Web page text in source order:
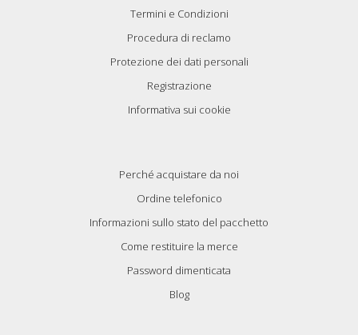
Termini e Condizioni
Procedura di reclamo
Protezione dei dati personali
Registrazione
Informativa sui cookie
Perché acquistare da noi
Ordine telefonico
Informazioni sullo stato del pacchetto
Come restituire la merce
Password dimenticata
Blog